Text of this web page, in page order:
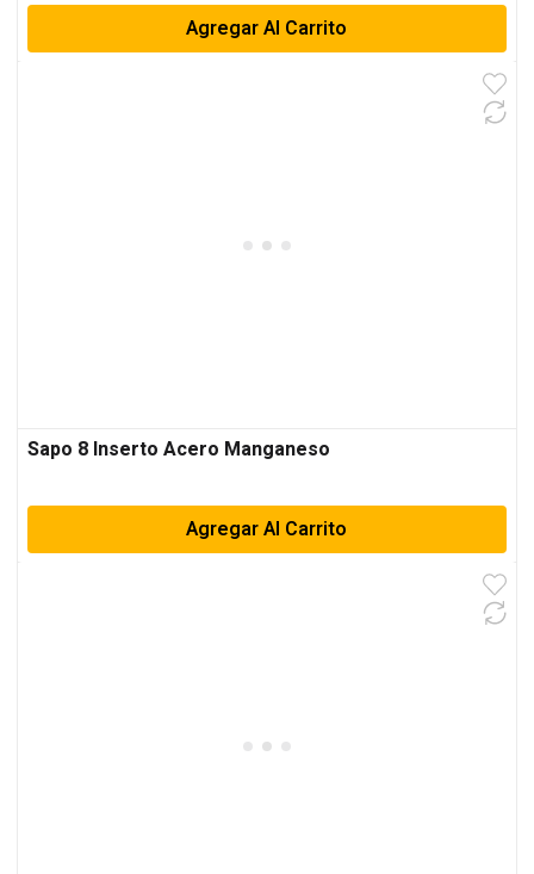
Agregar Al Carrito
Sapo 8 Inserto Acero Manganeso
Agregar Al Carrito